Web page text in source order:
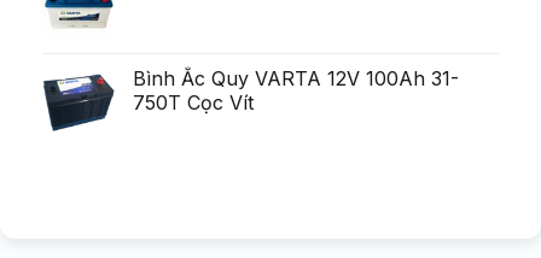
Bình Ắc Quy VARTA 12V 100Ah 31-
750T Cọc Vít